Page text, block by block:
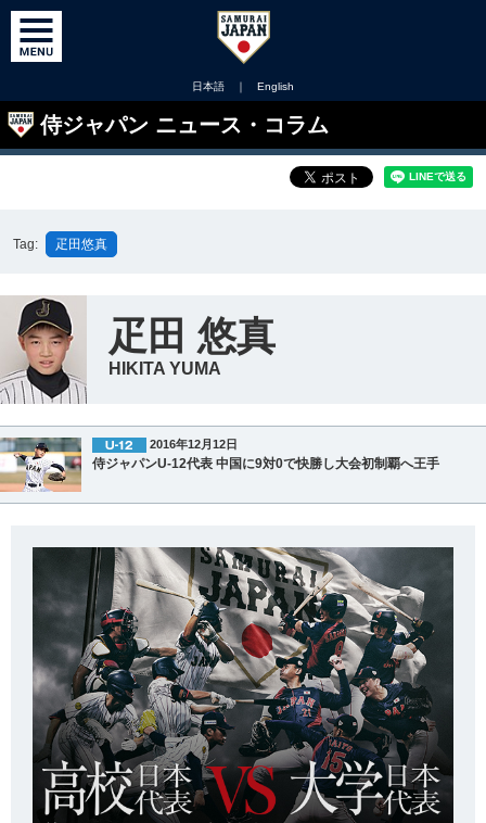
日本語 ｜ English
侍ジャパン ニュース・コラム
Tag: 疋田悠真
疋田 悠真
HIKITA YUMA
2016年12月12日
侍ジャパンU-12代表 中国に9対0で快勝し大会初制覇へ王手